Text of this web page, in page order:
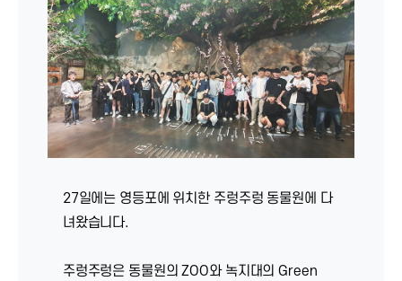
27일에는 영등포에 위치한 주렁주렁 동물원에 다
녀왔습니다.
주렁주렁은 동물원의 ZOO와 녹지대의 Green